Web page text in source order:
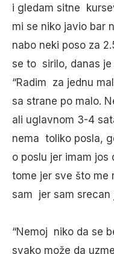
i gledam sitne
mi se niko javio bar
nabo neki poso za
se to sirilo, danas je
“Radim za jednu
sa strane po malo.
ali uglavnom 3-4
nema toliko posla,
o poslu jer imam
tome jer sve što me
sam jer sam srecan
“Nemoj niko da se
svako može da